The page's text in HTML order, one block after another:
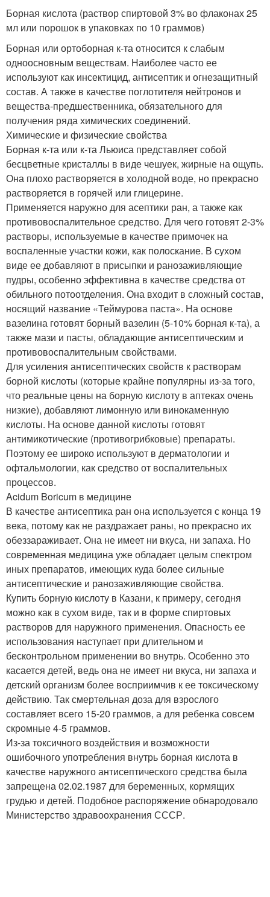
Борная кислота (раствор спиртовой 3% во флаконах 25
мл или порошок в упаковках по 10 граммов)
Борная или ортоборная к-та относится к слабым
одноосновным веществам. Наиболее часто ее
используют как инсектицид, антисептик и огнезащитный
состав. А также в качестве поглотителя нейтронов и
вещества-предшественника, обязательного для
получения ряда химических соединений.
Химические и физические свойства
Борная к-та или к-та Льюиса представляет собой
бесцветные кристаллы в виде чешуек, жирные на ощупь.
Она плохо растворяется в холодной воде, но прекрасно
растворяется в горячей или глицерине.
Применяется наружно для асептики ран, а также как
противовоспалительное средство. Для чего готовят 2-3%
растворы, используемые в качестве примочек на
воспаленные участки кожи, как полоскание. В сухом
виде ее добавляют в присыпки и ранозаживляющие
пудры, особенно эффективна в качестве средства от
обильного потоотделения. Она входит в сложный состав,
носящий название «Теймурова паста». На основе
вазелина готовят борный вазелин (5-10% борная к-та), а
также мази и пасты, обладающие антисептическим и
противовоспалительным свойствами.
Для усиления антисептических свойств к растворам
борной кислоты (которые крайне популярны из-за того,
что реальные цены на борную кислоту в аптеках очень
низкие), добавляют лимонную или винокаменную
кислоты. На основе данной кислоты готовят
антимикотические (противогрибковые) препараты.
Поэтому ее широко используют в дерматологии и
офтальмологии, как средство от воспалительных
процессов.
Acidum Boricum в медицине
В качестве антисептика ран она используется с конца 19
века, потому как не раздражает раны, но прекрасно их
обеззараживает. Она не имеет ни вкуса, ни запаха. Но
современная медицина уже обладает целым спектром
иных препаратов, имеющих куда более сильные
антисептические и ранозаживляющие свойства.
Купить борную кислоту в Казани, к примеру, сегодня
можно как в сухом виде, так и в форме спиртовых
растворов для наружного применения. Опасность ее
использования наступает при длительном и
бесконтрольном применении во внутрь. Особенно это
касается детей, ведь она не имеет ни вкуса, ни запаха и
детский организм более восприимчив к ее токсическому
действию. Так смертельная доза для взрослого
составляет всего 15-20 граммов, а для ребенка совсем
скромные 4-5 граммов.
Из-за токсичного воздействия и возможности
ошибочного употребления внутрь борная кислота в
качестве наружного антисептического средства была
запрещена 02.02.1987 для беременных, кормящих
грудью и детей. Подобное распоряжение обнародовало
Министерство здравоохранения СССР.